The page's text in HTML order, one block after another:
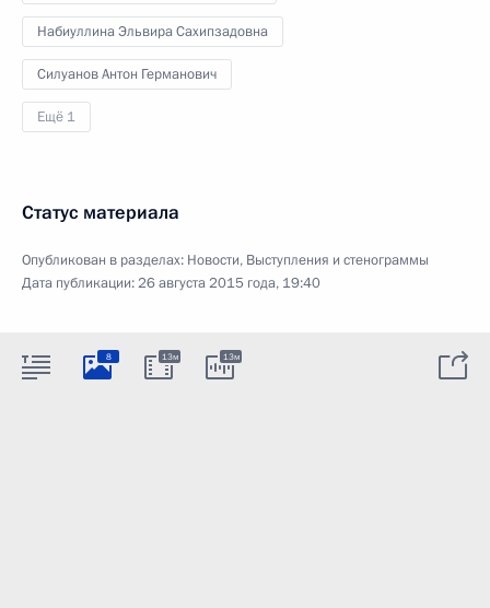
Набиуллина Эльвира Сахипзадовна
Силуанов Антон Германович
Ещё 1
Статус материала
Опубликован в разделах: Новости, Выступления и стенограммы
Дата публикации:26 августа 2015 года, 19:40
8 13м 13м